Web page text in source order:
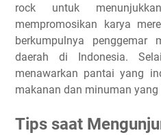
rock untuk
mempromosikan karya
berkumpulnya
daerah di Indonesia.
menawarkan pantai yang
makanan dan minuman
Tips saat